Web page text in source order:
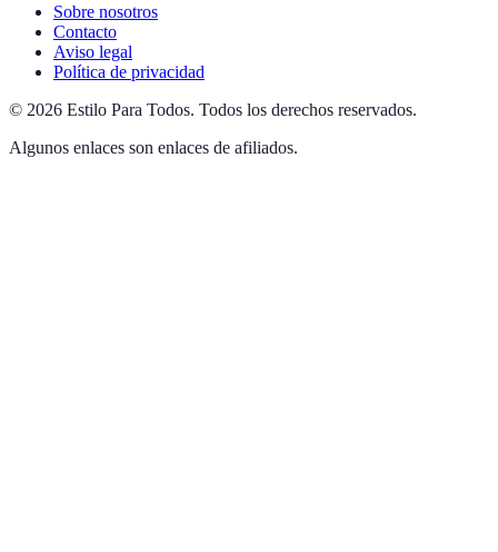
Sobre nosotros
Contacto
Aviso legal
Política de privacidad
© 2026 Estilo Para Todos. Todos los derechos reservados.
Algunos enlaces son enlaces de afiliados.